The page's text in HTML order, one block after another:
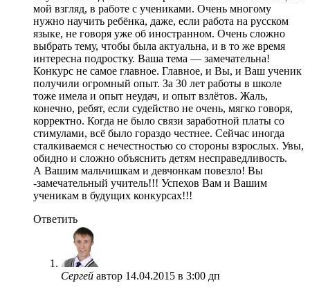
мой взгляд, в работе с учениками. Очень многому
нужно научить ребёнка, даже, если работа на русском
языке, не говоря уже об иностранном. Очень сложно
выбрать тему, чтобы была актуальна, и в то же время
интересна подростку. Ваша тема — замечательна!
Конкурс не самое главное. Главное, и Вы, и Ваш ученик
получили огромный опыт. За 30 лет работы в школе
тоже имела и опыт неудач, и опыт взлётов. Жаль,
конечно, ребят, если судейство не очень, мягко говоря,
корректно. Когда не было связи заработной платы со
стимулами, всё было гораздо честнее. Сейчас иногда
сталкиваемся с нечестностью со стороны взрослых. Увы,
обидно и сложно объяснить детям несправедливость.
А Вашим мальчишкам и девчонкам повезло! Вы
-замечательный учитель!!! Успехов Вам и Вашим
ученикам в будущих конкурсах!!!
Ответить
Сергей автор 14.04.2015 в 3:00 дп